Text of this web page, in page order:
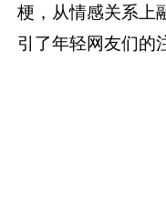
梗，从情感关系上
引了年轻网友们的